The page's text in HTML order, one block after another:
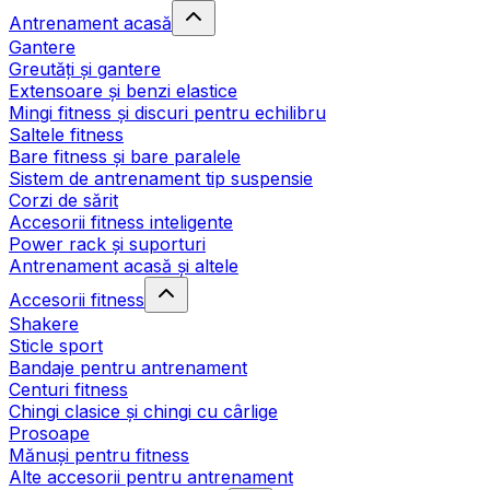
Antrenament acasă
Gantere
Greutăți și gantere
Extensoare și benzi elastice
Mingi fitness și discuri pentru echilibru
Saltele fitness
Bare fitness și bare paralele
Sistem de antrenament tip suspensie
Corzi de sărit
Accesorii fitness inteligente
Power rack și suporturi
Antrenament acasă și altele
Accesorii fitness
Shakere
Sticle sport
Bandaje pentru antrenament
Centuri fitness
Chingi clasice și chingi cu cârlige
Prosoape
Mănuși pentru fitness
Alte accesorii pentru antrenament